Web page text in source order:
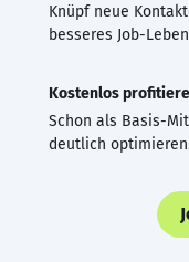
Knüpf neue
besseres Job-
Kostenlos
Schon als Basis-
deutlich